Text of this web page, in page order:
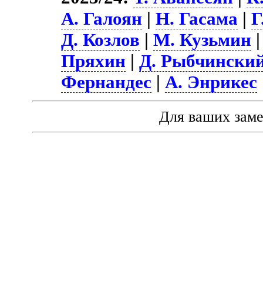
А. Галоян |Н. Гасама |
Д. Козлов |М. Кузьмин
Пряхин |Д.
Фернандес |А. Энрикес
Для ваших